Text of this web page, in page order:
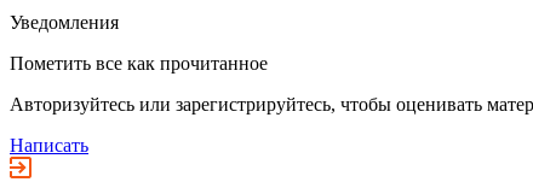
Уведомления
Пометить все как прочитанное
Авторизуйтесь или зарегистрируйтесь, чтобы оценивать
Написать